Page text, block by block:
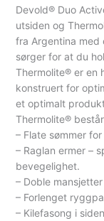
Devold® Duo
utsiden og
fra Argentina med
sørger for at du
Thermolite® er en
konstruert for
et optimalt
Thermolite®
– Flate sømmer
– Raglan ermer –
bevegelighet.
– Doble
– Forlenget
– Kilefasong i